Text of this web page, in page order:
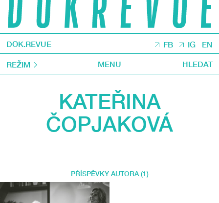
DOK.REVUE FB IG EN
REŽIM MENU HLEDAT
KATEŘINA
ČOPJAKOVÁ
PŘÍSPĚVKY AUTORA (1)